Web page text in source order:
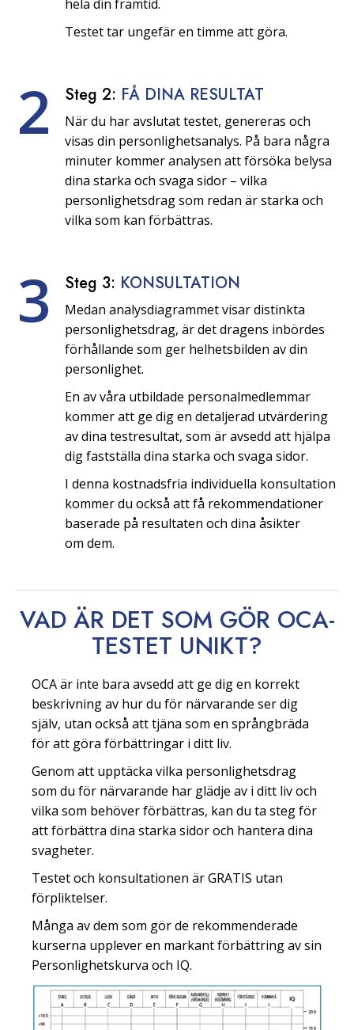
hela din framtid.
Testet tar ungefär en timme att göra.
2 Steg 2: FÅ DINA RESULTAT
När du har avslutat testet, genereras och
visas din personlighetsanalys. På bara några
minuter kommer analysen att försöka belysa
dina starka och svaga sidor – vilka
personlighetsdrag som redan är starka och
vilka som kan förbättras.
3 Steg 3: KONSULTATION
Medan analysdiagrammet visar distinkta
personlighetsdrag, är det dragens inbördes
förhållande som ger helhetsbilden av din
personlighet.
En av våra utbildade personalmedlemmar
kommer att ge dig en detaljerad utvärdering
av dina testresultat, som är avsedd att hjälpa
dig fastställa dina starka och svaga sidor.
I denna kostnadsfria individuella konsultation
kommer du också att få rekommendationer
baserade på resultaten och dina åsikter
om dem.
VAD ÄR DET SOM GÖR OCA-
TESTET UNIKT?
OCA är inte bara avsedd att ge dig en korrekt
beskrivning av hur du för närvarande ser dig
själv, utan också att tjäna som en språngbräda
för att göra förbättringar i ditt liv.
Genom att upptäcka vilka personlighetsdrag
som du för närvarande har glädje av i ditt liv och
vilka som behöver förbättras, kan du ta steg för
att förbättra dina starka sidor och hantera dina
svagheter.
Testet och konsultationen är GRATIS utan
förpliktelser.
Många av dem som gör de rekommenderade
kurserna upplever en markant förbättring av sin
Personlighetskurva och IQ.